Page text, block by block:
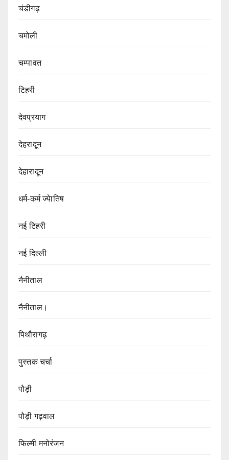
चंडीगढ़
चमोली
चम्पावत
टिहरी
देवप्रयाग
देहरादून
देहारादून
धर्म-कर्म ज्येातिष
नई टिहरी
नई दिल्ली
नैनीताल
नैनीताल।
पिथौरागढ़
पुस्तक चर्चा
पौड़ी
पौड़ी गढ़वाल
फिल्मी मनोरंजन